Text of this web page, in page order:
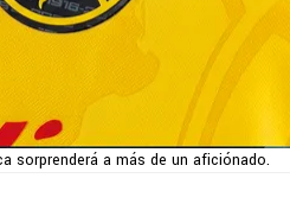
sorprenderá a más de un aficiónado.